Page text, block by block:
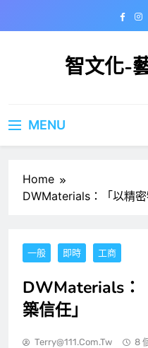
智文化-
MENU
Home
DWMaterials：「以精密
一般 即時 工商
DWMaterials：
築信任」
Terry@111.com.tw 8